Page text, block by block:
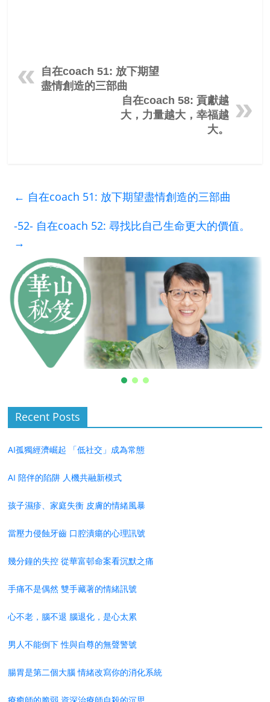
自在coach 51: 放下期望
盡情創造的三部曲
自在coach 58: 貢獻越
大，力量越大，幸福越
大。
← 自在coach 51: 放下期望盡情創造的三部曲
-52- 自在coach 52: 尋找比自己生命更大的價值。
→
Recent Posts
AI孤獨經濟崛起 「低社交」成為常態
AI 陪伴的陷阱 人機共融新模式
孩子濕疹、家庭失衡 皮膚的情緒風暴
當壓力侵蝕牙齒 口腔潰瘍的心理訊號
幾分鐘的失控 從華富邨命案看沉默之痛
手痛不是偶然 雙手藏著的情緒訊號
心不老，腦不退 腦退化，是心太累
男人不能倒下 性與自尊的無聲警號
腸胃是第二個大腦 情緒改寫你的消化系統
療癒師的脆弱 資深治療師自殺的沉思